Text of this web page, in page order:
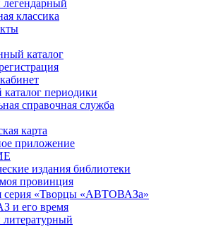
легендарный
классика
каталог
периодики
справочная служба
карта
приложение
издания библиотеки
провинция
серия «Творцы «АВТОВАЗа»
и его время
литературный